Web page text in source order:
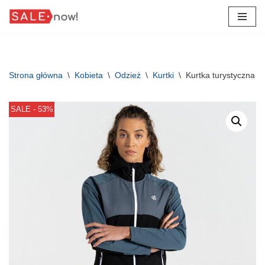
Strona główna \ Kobieta \ Odzież \ Kurtki \ Kurtka turystyczna
SALE - 53%